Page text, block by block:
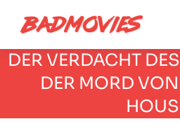
DER VERDACHT
DER MORD